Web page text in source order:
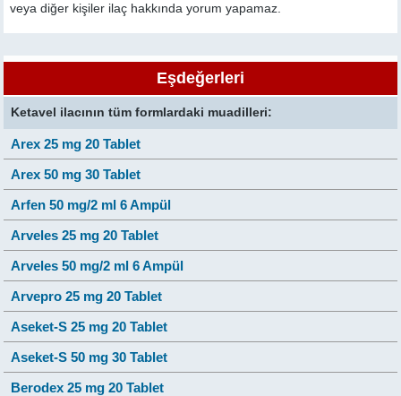
veya diğer kişiler ilaç hakkında yorum yapamaz.
Eşdeğerleri
Ketavel ilacının tüm formlardaki muadilleri:
Arex 25 mg 20 Tablet
Arex 50 mg 30 Tablet
Arfen 50 mg/2 ml 6 Ampül
Arveles 25 mg 20 Tablet
Arveles 50 mg/2 ml 6 Ampül
Arvepro 25 mg 20 Tablet
Aseket-S 25 mg 20 Tablet
Aseket-S 50 mg 30 Tablet
Berodex 25 mg 20 Tablet